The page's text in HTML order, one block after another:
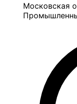
Московская